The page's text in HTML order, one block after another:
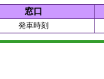
窓口
発車時刻